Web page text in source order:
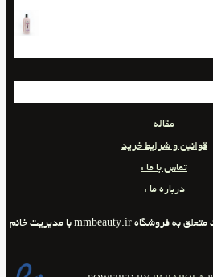
مقاله
قوانین و شرایط خرید
تماس با ما :
درباره ما :
کلیه حقوق مادی و معنوی این سایت متعلق به فروشگاه mmbeauty.ir با مدیریت خانم